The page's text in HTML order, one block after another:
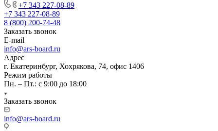
+7 343 227-08-89
+7 343 227-08-89
8 (800) 200-74-48
Заказать звонок
E-mail
info@ars-board.ru
Адрес
г. Екатеринбург, Хохрякова, 74, офис 1406
Режим работы
Пн. – Пт.: с 9:00 до 18:00
Заказать звонок
info@ars-board.ru